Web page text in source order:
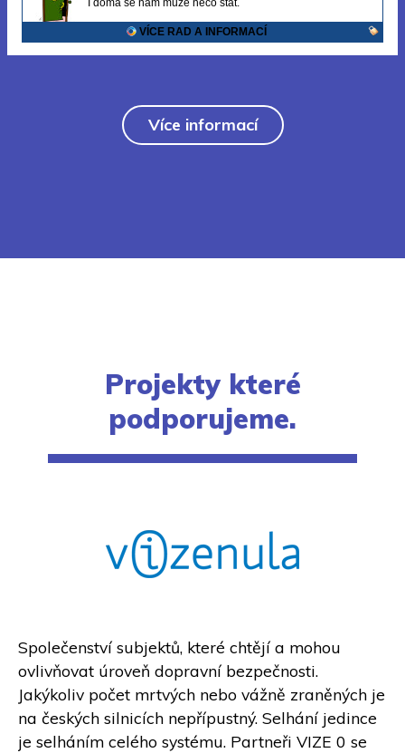
Více informací
Projekty které
podporujeme.
Společenství subjektů, které chtějí a mohou
ovlivňovat úroveň dopravní bezpečnosti.
Jakýkoliv počet mrtvých nebo vážně zraněných je
na českých silnicích nepřípustný. Selhání jedince
je selháním celého systému. Partneři VIZE 0 se